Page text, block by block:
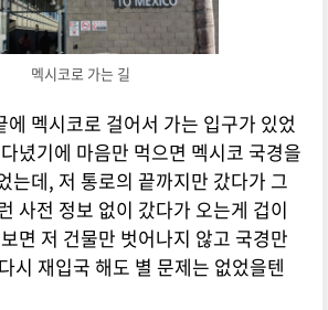
멕시코로 가는 길
에 멕시코로 걸어서 가는 입구가 있었
녔기에 마음만 먹으면 멕시코 국경을
는데, 저 통로의 끝까지만 갔다가 그
사전 정보 없이 갔다가 오는게 겁이
면 저 건물만 벗어나지 않고 국경만
시 재입국 해도 별 문제는 없었을텐